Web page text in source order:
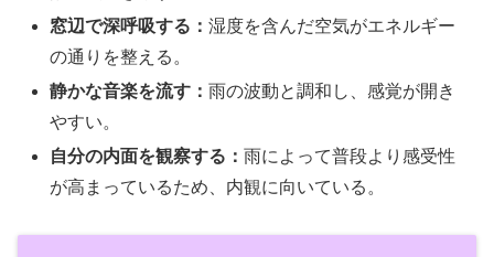
窓辺で深呼吸する：湿度を含んだ空気がエネルギー
の通りを整える。
静かな音楽を流す：雨の波動と調和し、感覚が開き
やすい。
自分の内面を観察する：雨によって普段より感受性
が高まっているため、内観に向いている。